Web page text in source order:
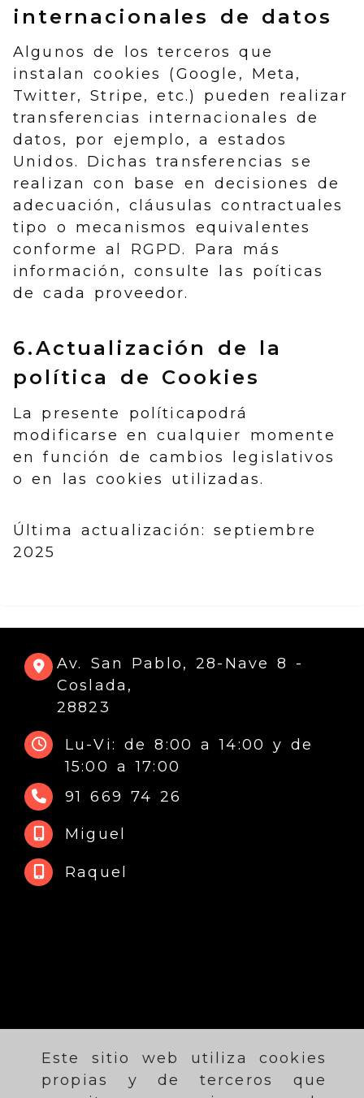
Este sitio web utiliza cookies
propias y de terceros que
internacionales de datos
Algunos de los terceros que
instalan cookies (Google, Meta,
Twitter, Stripe, etc.) pueden realizar
transferencias internacionales de
datos, por ejemplo, a estados
Unidos. Dichas transferencias se
realizan con base en decisiones de
adecuación, cláusulas contractuales
tipo o mecanismos equivalentes
conforme al RGPD. Para más
información, consulte las poíticas
de cada proveedor.
6.Actualización de la
política de Cookies
La presente políticapodrá
modificarse en cualquier momente
en función de cambios legislativos
o en las cookies utilizadas.
Última actualización: septiembre
2025
Av. San Pablo, 28-Nave 8 -
Coslada,
28823
Lu-Vi: de 8:00 a 14:00 y de
15:00 a 17:00
91 669 74 26
Miguel
Raquel